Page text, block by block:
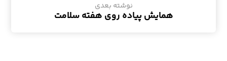
نوشته بعدی
همایش پیاده روی هفته سلامت